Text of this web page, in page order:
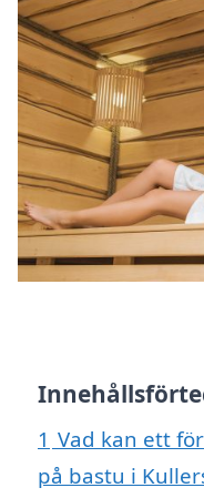
1 Vad kan ett
på bastu i